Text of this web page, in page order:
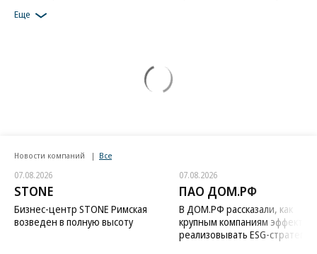
Еще
Новости компаний Все
07.08.2026
STONE
Бизнес-центр STONE Римская
возведен в полную высоту
07.08.2026
ПАО ДОМ.РФ
В ДОМ.РФ рассказали, как
крупным компаниям
реализовывать ESG-стратегию